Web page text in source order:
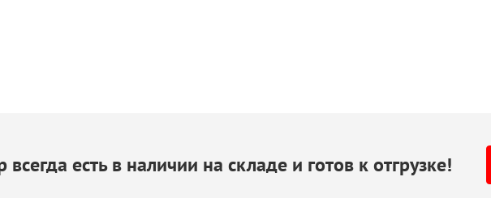
естьв наличии на складе и готов к отгрузке!